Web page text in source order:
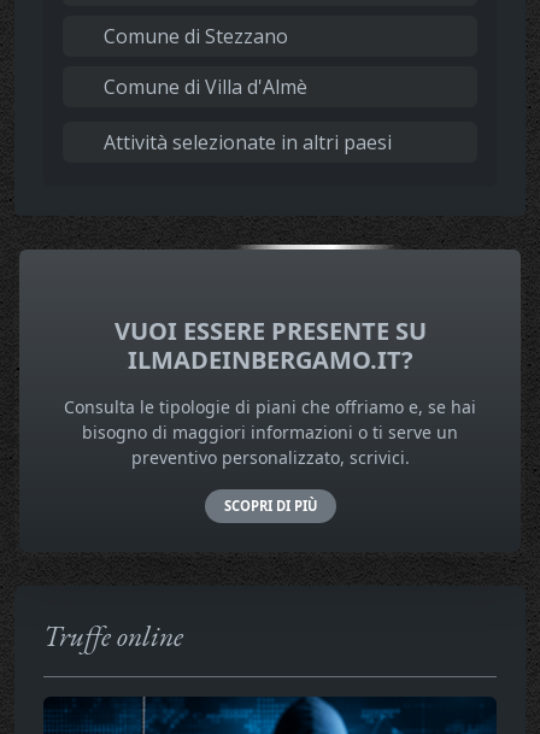
Comune di Stezzano
Comune di Villa d'Almè
Attività selezionate in altri paesi
VUOI ESSERE PRESENTE SU
ILMADEINBERGAMO.IT?
Consulta le tipologie di piani che offriamo e, se hai
bisogno di maggiori informazioni o ti serve un
preventivo personalizzato, scrivici.
SCOPRI DI PIÙ
Truffe online